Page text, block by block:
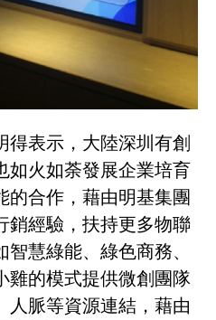
得表示，大陸深圳有創
如火如荼發展企業培育
的合作，藉由明基集團
銷經驗，扶持更多物聯
慧綠能、綠色商務、
雞的模式提供微創團隊
人脈等資源連結，藉由